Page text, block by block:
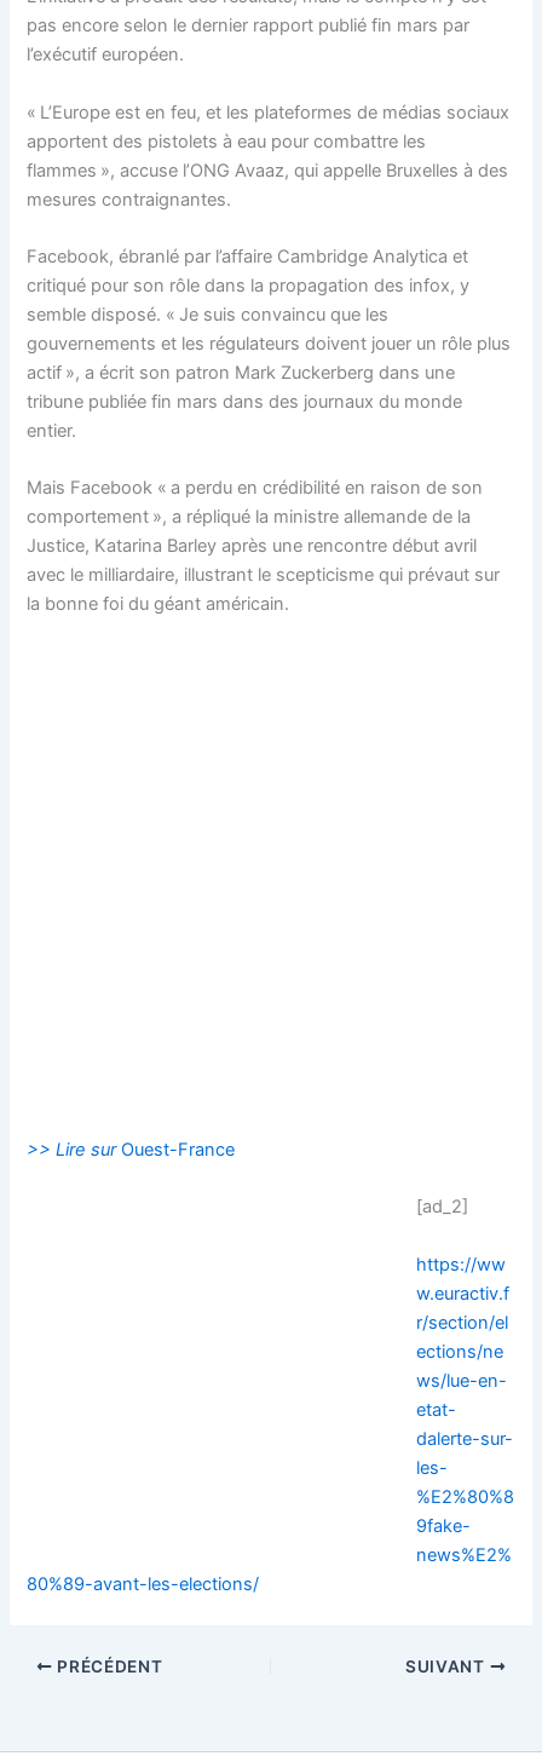
pas encore selon le dernier rapport publié fin mars par
l’exécutif européen.
« L’Europe est en feu, et les plateformes de médias sociaux
apportent des pistolets à eau pour combattre les
flammes », accuse l’ONG Avaaz, qui appelle Bruxelles à des
mesures contraignantes.
Facebook, ébranlé par l’affaire Cambridge Analytica et
critiqué pour son rôle dans la propagation des infox, y
semble disposé. « Je suis convaincu que les
gouvernements et les régulateurs doivent jouer un rôle plus
actif », a écrit son patron Mark Zuckerberg dans une
tribune publiée fin mars dans des journaux du monde
entier.
Mais Facebook « a perdu en crédibilité en raison de son
comportement », a répliqué la ministre allemande de la
Justice, Katarina Barley après une rencontre début avril
avec le milliardaire, illustrant le scepticisme qui prévaut sur
la bonne foi du géant américain.
>> Lire surOuest-France
[ad_2]
https://ww
w.euractiv.f
r/section/el
ections/ne
ws/lue-en-
etat-
dalerte-sur-
les-
%E2%80%8
9fake-
news%E2%
80%89-avant-les-elections/
PRÉCÉDENT SUIVANT